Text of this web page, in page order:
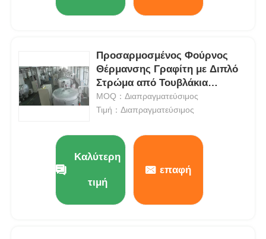
Προσαρμοσμένος Φούρνος
Θέρμανσης Γραφίτη με Διπλό
Στρώμα από Τουβλάκια
Αλουμίνας
MOQ：Διαπραγματεύσιμος
Τιμή：Διαπραγματεύσιμος
Καλύτερη
τιμή
επαφή